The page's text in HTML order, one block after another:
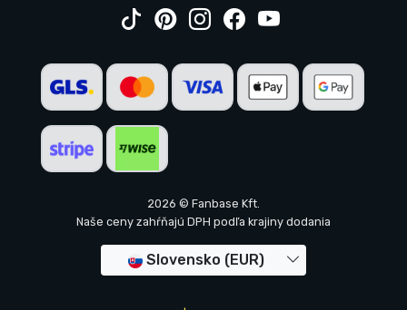
2026 © Fanbase Kft.
Naše ceny zahŕňajú DPH podľa krajiny dodania
Slovensko (EUR)